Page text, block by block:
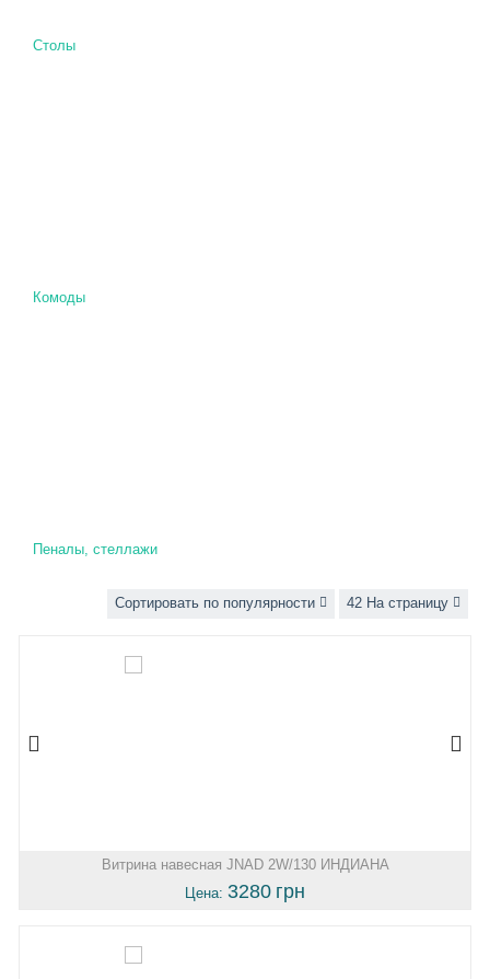
Столы
Комоды
Пеналы, стеллажи
Сортировать по популярности 42 На страницу
Витрина навесная JNAD 2W/130 ИНДИАНА
Цена: 3280 грн